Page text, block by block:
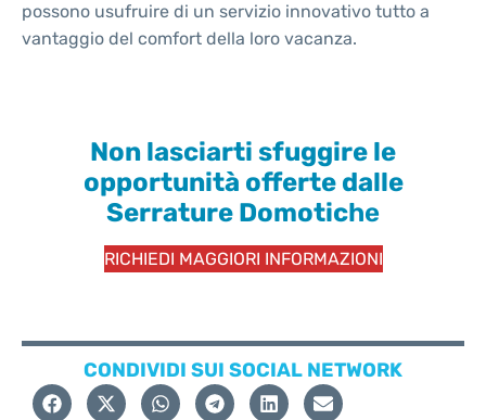
possono usufruire di un servizio innovativo tutto a
vantaggio del comfort della loro vacanza.
Non lasciarti sfuggire le
opportunità offerte dalle
Serrature Domotiche
RICHIEDI MAGGIORI INFORMAZIONI
CONDIVIDI SUI SOCIAL NETWORK